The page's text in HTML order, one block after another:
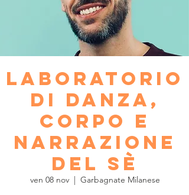
laboratorio
di danza,
corpo e
narrazione
del sè
ven 08 nov
  |
Garbagnate Milanese